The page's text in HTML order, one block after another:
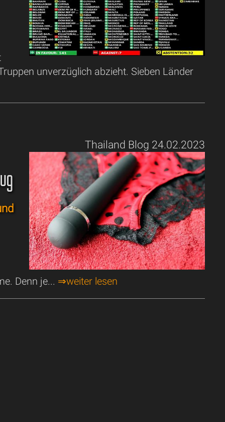
unverzüglich abzieht. Sieben Länder
Thailand Blog 24.02.2023
Denn je... ⇒weiter lesen